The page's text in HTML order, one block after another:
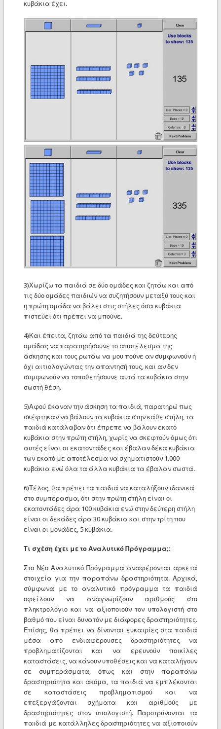
κυβάκια έχει.
3)Χωρίζω τα παιδιά σε δύο ομάδες και ζητάω και από
τις δύο ομάδες παιδιών να συζητήσουν μεταξύ τους και
η πρώτη ομάδα να βάλει στις στήλες όσα κυβάκια
πιστεύει ότι πρέπει να μπούνε.
4)Και έπειτα, ζητάω από τα παιδιά της δεύτερης
ομάδας να παρατηρήσουνε το αποτέλεσμα της
άσκησης και τους ρωτάω να μου πούνε αν συμφωνούν ή
όχι αιτιολογώντας την απαντησή τους, και αν δεν
συμφωνούν να τοποθετήσουνε αυτά τα κυβάκια στην
σωστή θέση.
5)Αφού έκαναν την άσκηση τα παιδιά, παρατηρώ πως
σκέφτηκαν να βάλουν τα κυβάκια στην κάθε στήλη, τα
παιδιά κατάλαβαν ότι έπρεπε να βάλουν εκατό
κυβάκια στην πρώτη στήλη, χωρίς να σκεφτούν όμως ότι
αυτές είναι οι εκατοντάδες και έβαλαν δέκα κυβάκια
των εκατό με αποτέλεσμα να σχηματιστούν 1.000
κυβάκια ενώ όλα τα άλλα κυβάκια τα έβαλαν σωστά.
6)Τέλος, θα πρέπει τα παιδιά να καταλήξουν ιδανικά
στο συμπέρασμα, ότι στην πρώτη στήλη είναι οι
εκατοντάδες άρα 100 κυβάκια ενώ στην δεύτερη στήλη
είναι οι δεκάδες άρα 30 κυβάκια και στην τρίτη που
είναι οι μονάδες, 5 κυβάκια.
Τι σχέση έχει με το Αναλυτικό Πρόγραμμα;:
Στο Νέο Αναλυτικό Πρόγραμμα αναφέρονται αρκετά
στοιχεία για την παραπάνω δραστηριότητα. Αρχικά,
σύμφωνα με το αναλυτικό πρόγραμμα τα παιδιά
οφείλουν να αναγνωρίζουν αριθμούς στο
πληκτρολόγιο και να αξιοποιούν τον υπολογιστή στο
βαθμό που είναι δυνατόν με διάφορες δραστηριότητες.
Επίσης, θα πρέπει να δίνονται ευκαιρίες στα παιδιά
μέσα από ενδιαφέρουσες δραστηριότητες να
προβληματίζονται και να ερευνούν ποικίλες
καταστάσεις, να κάνουν υποθέσεις και να καταλήγουν
σε συμπεράσματα, όπως και στην παραπάνω
δραστηριότητα και ακόμα, τα παιδιά να εμπλέκονται
σε καταστάσεις προβληματισμού και να
επεξεργάζονται σχήματα και αριθμούς με
δραστηριότητες στον υπολογιστή. Παροτρύνονται τα
παιδιά με κατάλληλες δραστηριότητες να αξιοποιούν